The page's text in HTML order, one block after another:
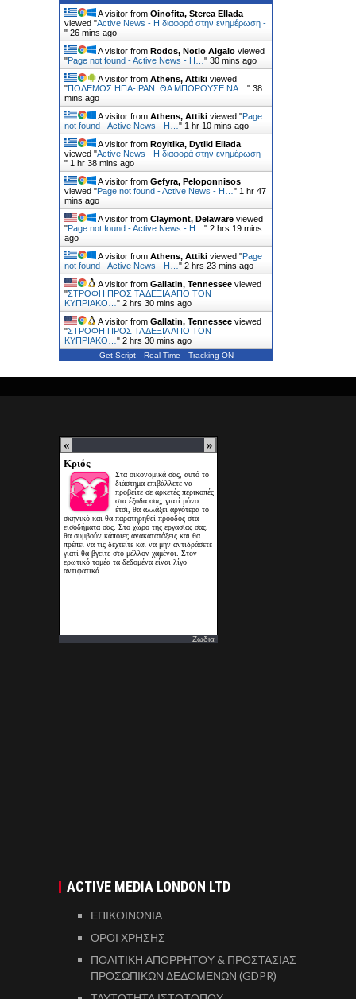
A visitor from Oinofita, Sterea Ellada
viewed "Active News - Η διαφορά στην ενημέρωση -
" 26 mins ago
A visitor from Rodos, Notio Aigaio viewed
"Page not found - Active News - Η… " 30 mins ago
A visitor from Athens, Attiki viewed
"ΠΟΛΕΜΟΣ ΗΠΑ-ΙΡΑΝ: ΘΑ ΜΠΟΡΟΥΣΕ ΝΑ… " 38
mins ago
A visitor from Athens, Attiki viewed "Page
not found - Active News - Η… " 1 hr 10 mins ago
A visitor from Royitika, Dytiki Ellada
viewed "Active News - Η διαφορά στην ενημέρωση -
" 1 hr 38 mins ago
A visitor from Gefyra, Peloponnisos
viewed "Page not found - Active News - Η… " 1 hr 47
mins ago
A visitor from Claymont, Delaware viewed
"Page not found - Active News - Η… " 2 hrs 19 mins
ago
A visitor from Athens, Attiki viewed "Page
not found - Active News - Η… " 2 hrs 23 mins ago
A visitor from Gallatin, Tennessee viewed
"ΣΤΡΟΦΗ ΠΡΟΣ ΤΑ ΔΕΞΙΑ ΑΠΟ ΤΟΝ
ΚΥΠΡΙΑΚΟ… " 2 hrs 30 mins ago
A visitor from Gallatin, Tennessee viewed
"ΣΤΡΟΦΗ ΠΡΟΣ ΤΑ ΔΕΞΙΑ ΑΠΟ ΤΟΝ
ΚΥΠΡΙΑΚΟ… " 2 hrs 30 mins ago
Get Script Real Time Tracking ON
Ζωδια
ACTIVE MEDIA LONDON LTD
ΕΠΙΚΟΙΝΩΝΙΑ
ΟΡΟΙ ΧΡΗΣΗΣ
ΠΟΛΙΤΙΚΗ ΑΠΟΡΡΗΤΟΥ & ΠΡΟΣΤΑΣΙΑΣ
ΠΡΟΣΩΠΙΚΩΝ ΔΕΔΟΜΕΝΩΝ (GDPR)